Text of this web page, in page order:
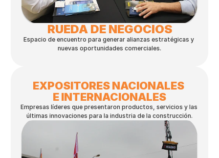
RUEDA DE NEGOCIOS
Espacio de encuentro para generar alianzas estratégicas y
nuevas oportunidades comerciales.
EXPOSITORES NACIONALES
E INTERNACIONALES
Empresas líderes que presentaron productos, servicios y las
últimas innovaciones para la industria de la construcción.